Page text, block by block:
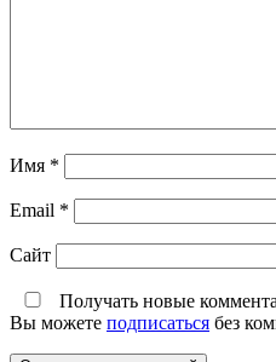
Имя *
Email *
Сайт
Получать новые
Вы можете подписаться без